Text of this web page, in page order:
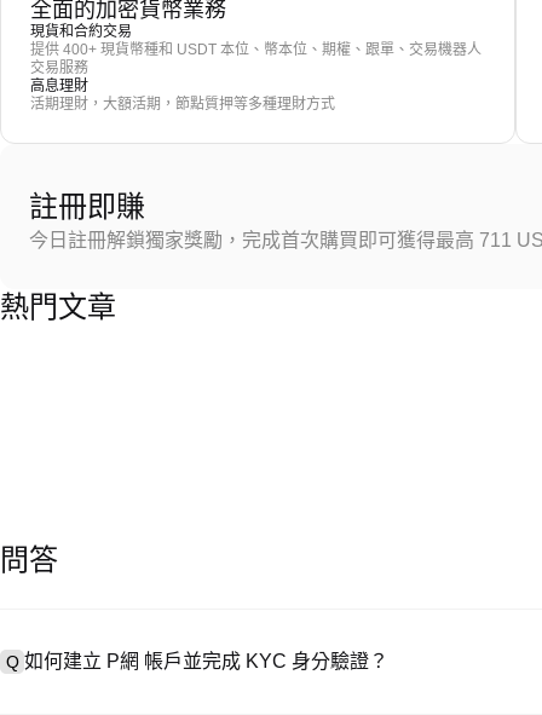
全面的加密貨幣業務
現貨和合約交易
提供 400+ 現貨幣種和 USDT 本位、幣本位、期權、跟單、交易機器人
交易服務
高息理財
活期理財，大額活期，節點質押等多種理財方式
註冊即賺
今日註冊解鎖獨家獎勵，完成首次購買即可獲得最高 711
熱門文章
問答
Q 如何建立 P網 帳戶並完成 KYC 身分驗證？